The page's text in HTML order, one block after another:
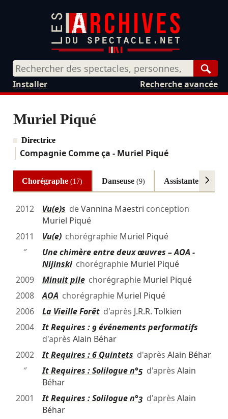
Recherche avancée
Installer
Muriel Piqué
Directrice
Compagnie Comme ça - Muriel Piqué
Chorégraphe(17) Danseuse (9) Assistante
2012 Vu(e)s deVannina Maestri conception
Muriel Piqué
2011
Vu(e)chorégraphie Muriel Piqué
″
Une chimère entre deux œuvres – AOA -
Nijinskichorégraphie Muriel Piqué
2009
Minuit pilechorégraphie Muriel Piqué
2008
AOA chorégraphie Muriel Piqué
2006
La Vieille Forêtd'après J.R.R. Tolkien
2004
It Requires : 9 événements performatifs
d'après Alain Béhar
2002
It Requires : 6 Quintets d'après Alain Béhar
″
It Requires : Solilogue n°5 d'après Alain
Béhar
2001
It Requires : Solilogue n°3 d'après Alain
Béhar